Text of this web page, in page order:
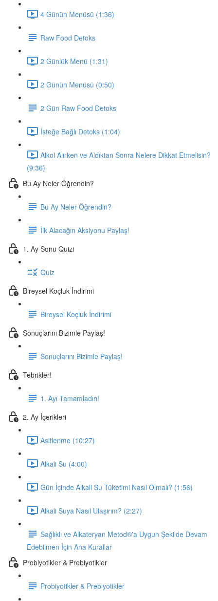
4 Günün Menüsü (1:36)
Raw Food Detoks
2 Günlük Menü (1:31)
2 Günün Menüsü (0:50)
2 Gün Raw Food Detoks
İsteğe Bağlı Detoks (1:04)
Alkol Alırken ve Aldıktan Sonra Nelere Dikkat Etmelisin?
(9:36)
Bu Ay Neler Öğrendin?
Bu Ay Neler Öğrendin?
İlk Alacağın Aksiyonu Paylaş!
1. Ay Sonu Quizi
Quiz
Bireysel Koçluk İndirimi
Bireysel Koçluk İndirimi
Sonuçlarını Bizimle Paylaş!
Sonuçlarını Bizimle Paylaş!
Tebrikler!
1. Ayı Tamamladın!
2. Ay İçerikleri
Asitlenme (10:27)
Alkali Su (4:00)
Gün İçinde Alkali Su Tüketimi Nasıl Olmalı? (1:56)
Alkali Suya Nasıl Ulaşırım? (2:27)
Sağlıklı ve Alkateryan Metod®'a Uygun Şekilde Devam
Edebilmen İçin Ana Kurallar
Probiyotikler & Prebiyotikler
Probiyotikler & Prebiyotikler